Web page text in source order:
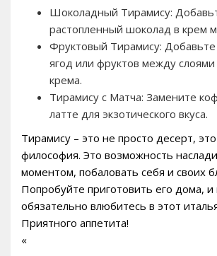
Шоколадный Тирамису:
растопленный шоколад в крем
Фруктовый Тирамису:
ягод или фруктов между
крема.
Тирамису с Матча: Замените
латте для экзотического вкуса.
Тирамису – это не просто десерт,
философия. Это возможность
моментом, побаловать себя и своих
Попробуйте приготовить его дома, и
обязательно влюбитесь в этот
Приятного аппетита!
«